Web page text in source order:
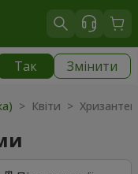
Так Змінити
безкоштовно
> Квіти >